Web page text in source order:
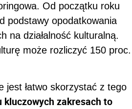
Od początku roku
podstawy opodatkowania
na działalność kulturalną.
może rozliczyć 150 proc.
jest łatwo skorzystać z tego
kluczowych zakresach to